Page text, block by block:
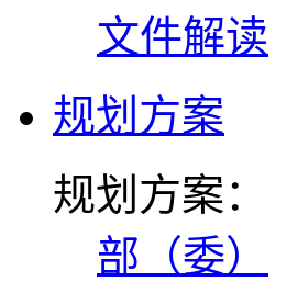
文件解读
规划方案
规划方案：
部（委）